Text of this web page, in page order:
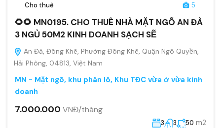
Cho thuê 5
🌻🌻 MN0195. CHO THUÊ NHÀ MẶT NGÕ AN ĐÀ
3 NGỦ 50M2 KINH DOANH SẠCH SẼ
An Đà, Đông Khê, Phường Đông Khê, Quận Ngô Quyền,
Hải Phòng, 04813, Việt Nam
MN - Mặt ngõ, khu phân lô, Khu TĐC vừa ở vừa kinh
doanh
7.000.000 VNĐ/tháng
3 3 50 m2